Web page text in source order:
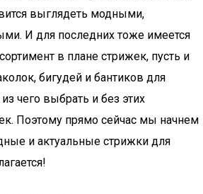
выглядеть модными,
И для последних тоже имеется
в плане стрижек, пусть и
бигудей и бантиков для
чего выбрать и без этих
Поэтому прямо сейчас мы начнем
и актуальные стрижки для